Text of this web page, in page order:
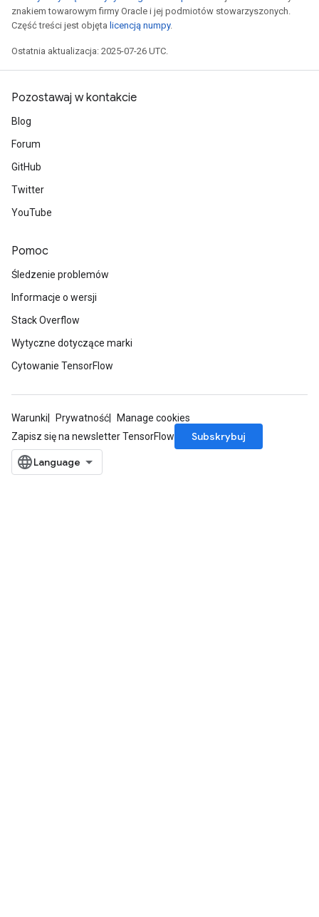
znakiem towarowym firmy Oracle i jej podmiotów stowarzyszonych.
Część treści jest objęta licencją numpy.
Ostatnia aktualizacja: 2025-07-26 UTC.
Pozostawaj w kontakcie
Blog
Forum
GitHub
Twitter
YouTube
Pomoc
Śledzenie problemów
Informacje o wersji
Stack Overflow
Wytyczne dotyczące marki
Cytowanie TensorFlow
Warunki Prywatność
Manage cookies
Zapisz się na newsletter TensorFlow
Subskrybuj